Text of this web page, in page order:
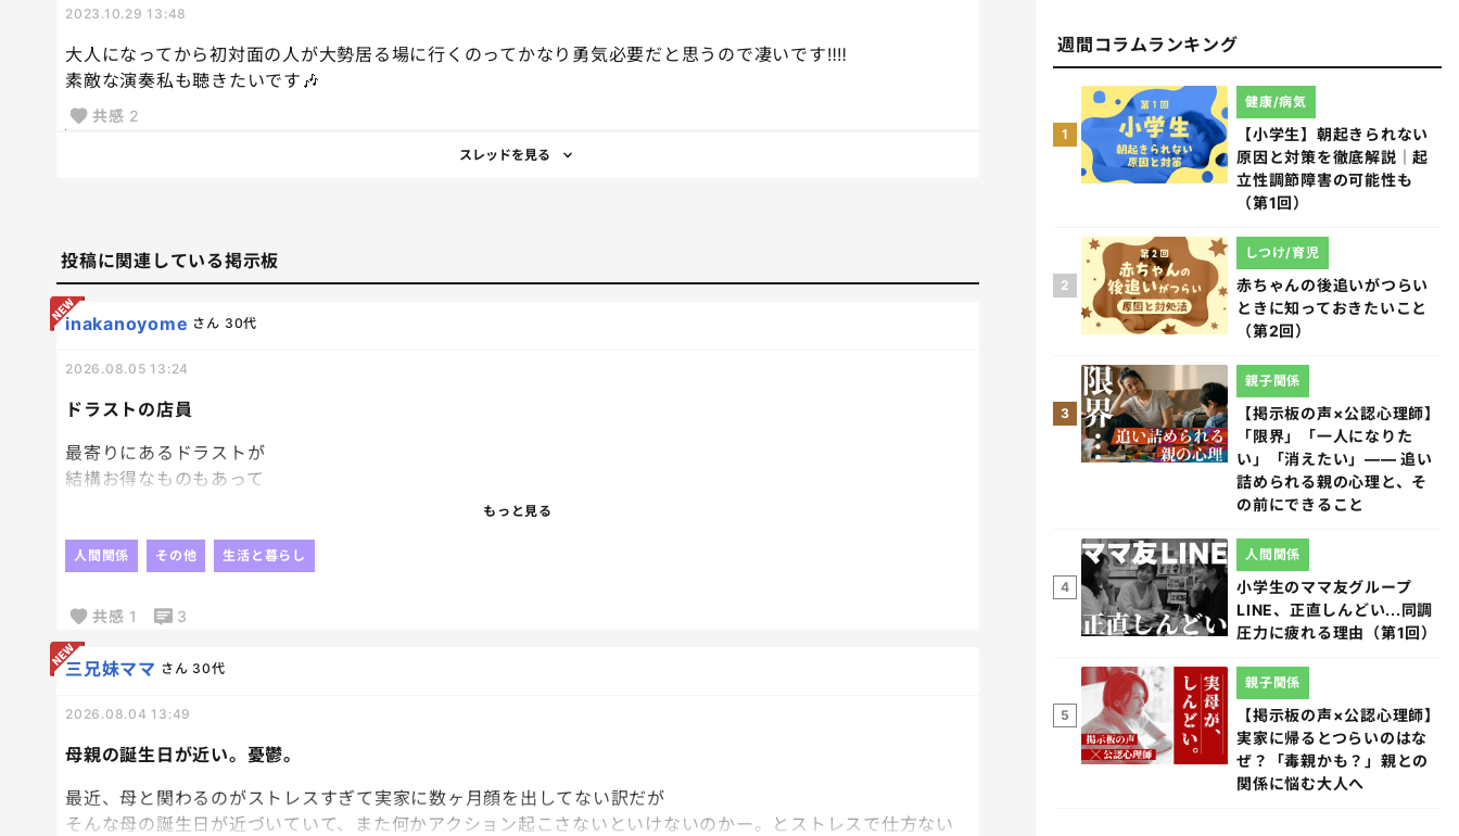
2023.10.29 13:48
大人になってから初対面の人が大勢居る場に行くのってかなり勇気必要だと思うので凄いです‼️‼️
素敵な演奏私も聴きたいです🎶
共感 2
スレッドを見る
投稿に関連している掲示板
ドラストの店員
inakanoyome さん 30代
2026.08.05 13:24
最寄りにあるドラストが
結構お得なものもあって
前々から思ってたはいたけど、
店長さんと思われる男性の店員さんだけは
すっごい愛想良くて、
でも滅多にレジに立ってなくて、
どの人もなんかイラッとする。
レジにあったレジ袋カード指差して
このカードは使わないのー？？って
私に出したら、
もっと見る
人間関係 その他 生活と暮らし
共感 1 3
母親の誕生日が近い。憂鬱。
三兄妹ママ さん 30代
2026.08.04 13:49
最近、母と関わるのがストレスすぎて実家に数ヶ月顔を出してない訳だが
そんな母の誕生日が近づいていて、また何かアクション起こさないといけないのかー。とストレスで仕方ない
週間コラムランキング
1
【小学生】朝起きられない
原因と対策を徹底解説｜起
立性調節障害の可能性も
（第1回）
健康/病気
2
赤ちゃんの後追いがつらい
ときに知っておきたいこと
（第2回）
しつけ/育児
3
【掲示板の声×公認心理師】
「限界」「一人になりた
い」「消えたい」―― 追い
詰められる親の心理と、そ
の前にできること
親子関係
4
小学生のママ友グループ
LINE、正直しんどい...同調
圧力に疲れる理由（第1回）
人間関係
5
【掲示板の声×公認心理師】
実家に帰るとつらいのはな
ぜ？「毒親かも？」親との
関係に悩む大人へ
親子関係